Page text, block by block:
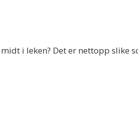
i leken? Det er nettopp slike